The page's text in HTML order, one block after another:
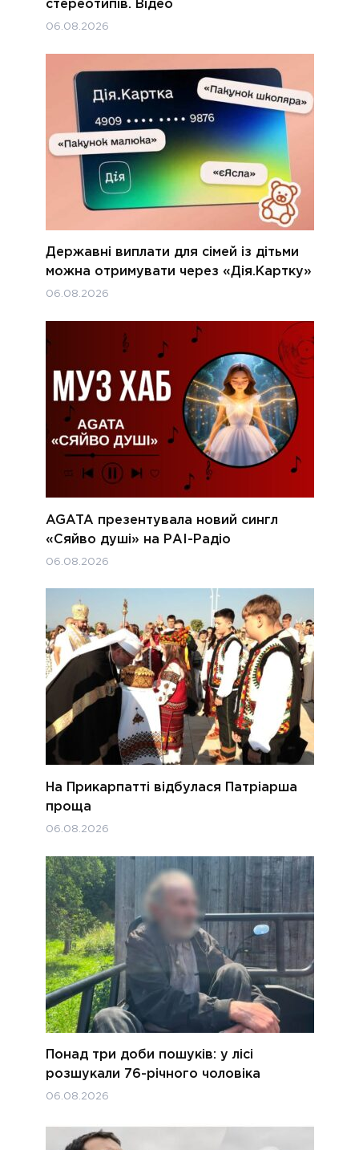
стереотипів. Відео
06.08.2026
Державні виплати для сімей із дітьми
можна отримувати через «Дія.Картку»
06.08.2026
AGATA презентувала новий сингл
«Сяйво душі» на РАІ-Радіо
06.08.2026
На Прикарпатті відбулася Патріарша
проща
06.08.2026
Понад три доби пошуків: у лісі
розшукали 76-річного чоловіка
06.08.2026